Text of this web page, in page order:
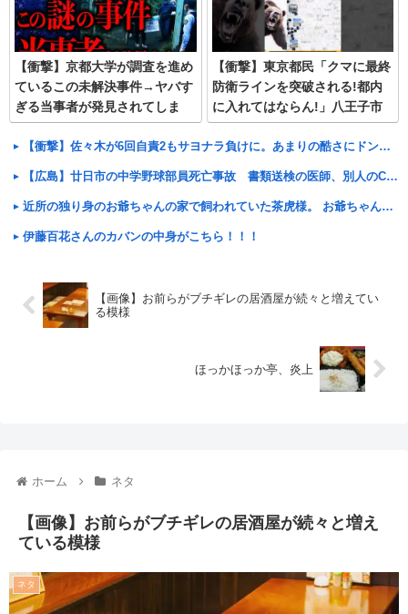
【衝撃】京都大学が調査を進め
ているこの未解決事件→ヤバす
ぎる当事者が発見されてしま
う…
【衝撃】東京都民「クマに最終
防衛ラインを突破される!都内
に入れてはならん!」八王子市
民「は?」
【衝撃】佐々木が6回自責2もサヨナラ負けに。あまりの酷さにドン引きするドジャースファン
【広島】廿日市の中学野球部員死亡事故 書類送検の医師、別人のCT画像で診察した疑い 頭部出血に気づか
近所の独り身のお爺ちゃんの家で飼われていた茶虎様。 お爺ちゃんが亡くなられてうちで飼うことになってから・・・【再】
伊藤百花さんのカバンの中身がこちら！！！
【画像】お前らがブチギレの居酒屋が続々と増えてい
る模様
ほっかほっか亭、炎上
ホーム ネタ
【画像】お前らがブチギレの居酒屋が続々と増え
ている模様
ネタ